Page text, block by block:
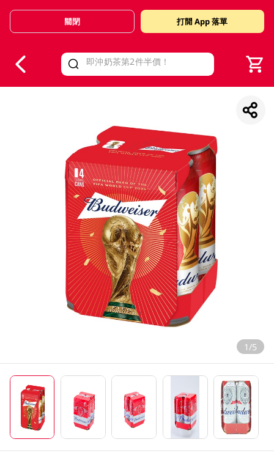
Valid Until 30 June 2026
關閉 打開 App 落單
1/5